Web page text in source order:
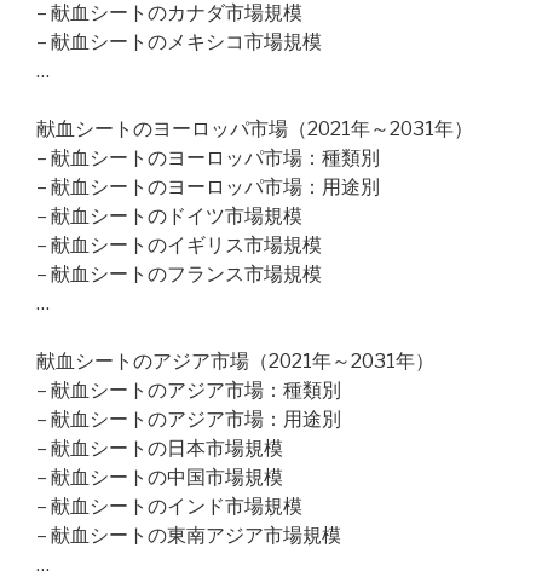
– 献血シートのカナダ市場規模
– 献血シートのメキシコ市場規模
…
献血シートのヨーロッパ市場（2021年～2031年）
– 献血シートのヨーロッパ市場：種類別
– 献血シートのヨーロッパ市場：用途別
– 献血シートのドイツ市場規模
– 献血シートのイギリス市場規模
– 献血シートのフランス市場規模
…
献血シートのアジア市場（2021年～2031年）
– 献血シートのアジア市場：種類別
– 献血シートのアジア市場：用途別
– 献血シートの日本市場規模
– 献血シートの中国市場規模
– 献血シートのインド市場規模
– 献血シートの東南アジア市場規模
…